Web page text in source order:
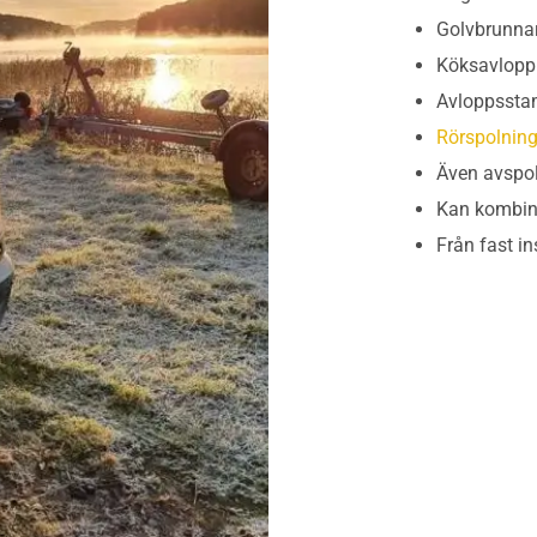
Rörspolning
Även
Kan
Från fast